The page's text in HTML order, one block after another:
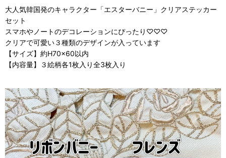
大人気韓国発のキャラクター「エスターバニー」クリアステッカー
セット
スマホやノートのデコレーションにぴったり♡♡♡
クリアで可愛い３種類のデザインが入っています
【サイズ】約H70x60以内
【内容量】３絵柄各1枚入り全3枚入り